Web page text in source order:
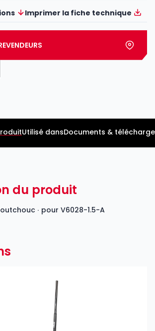
Imprimer la fiche technique
Utilisé dansDocuments &
du produit
∙ pour V6028-1.5-A